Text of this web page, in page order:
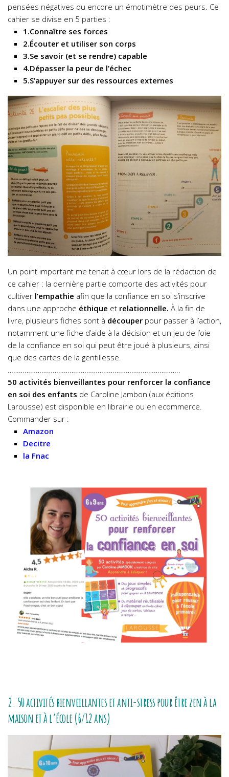
pensées négatives ou encore un émotimètre des peurs. Ce
cahier se divise en 5 parties :
1.Connaître ses forces
2.Écouter et utiliser son corps
3.Se savoir (et se rendre) capable
4.Dépasser la peur de l’échec
5.S’appuyer sur des ressources externes
Un point important me tenait à cœur lors de la rédaction de
ce cahier : la dernière partie comporte des activités pour
cultiver l’empathie afin que la confiance en soi s’inscrive
dans une approche éthique et relationnelle. À la fin de
livre, plusieurs fiches sont à découper pour passer à l’action,
notamment une fiche d’aide à la décision et un jeu de l’oie
de la confiance en soi qui peut être joué à plusieurs, ainsi
que des cartes de la gentillesse.
………………………………………………………………………………..
50 activités bienveillantes pour renforcer la confiance
en soi des enfants de Caroline Jambon (aux éditions
Larousse) est disponible en librairie ou en ecommerce.
Commander sur :
Amazon
Decitre
la Fnac
2. 50 activités bienveillantes et anti-stress pour être zen à la
maison et à l’école (6/12 ans)